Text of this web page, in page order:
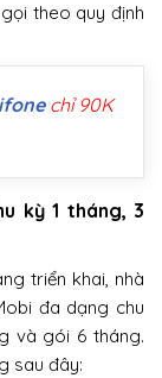
theo quy định
chỉ 90K
kỳ 1 tháng, 3
triển khai, nhà
đa dạng chu
và gói 6 tháng.
sau đây: